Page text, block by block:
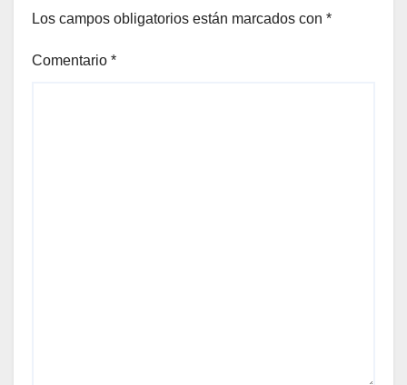
Los campos obligatorios están marcados con *
Comentario *